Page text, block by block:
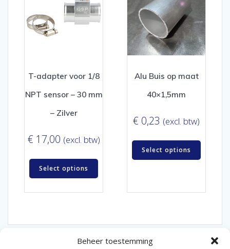
Beheer toestemming
T-adapter voor 1/8
NPT sensor – 30 mm
– Zilver
€ 17,00 (excl. btw)
Select options
Alu Buis op maat
40×1,5mm
€ 0,23 (excl. btw)
Select options